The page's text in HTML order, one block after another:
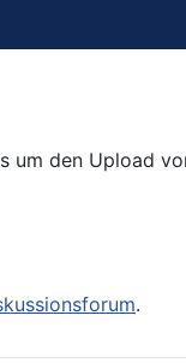
den Upload
.